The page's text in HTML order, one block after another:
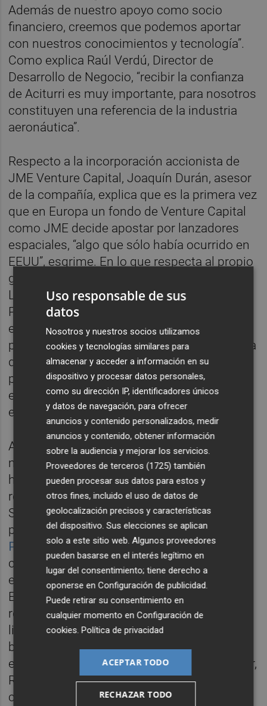
Además de nuestro apoyo como socio
financiero, creemos que podemos aportar
con nuestros conocimientos y tecnología”.
Como explica Raúl Verdú, Director de
Desarrollo de Negocio, “recibir la confianza
de Aciturri es muy importante, para nosotros
constituyen una referencia de la industria
aeronáutica”.
Respecto a la incorporación accionista de
JME Venture Capital, Joaquín Durán, asesor
de la compañía, explica que es la primera vez
que en Europa un fondo de Venture Capital
como JME decide apostar por lanzadores
espaciales, “algo que sólo había ocurrido en
EEUU”, esgrime. En lo que respecta al propio
grupo JME, la gerente de inversiones
Lourdes Toledo señala que “creemos que
PLD Space será la primera empresa privada
europea capaz de lanzar un cohete de
pequeño tamaño al espacio”. También indica
que este sector de lanzamientos de
pequeños satélites crece a ritmo
exponencial “y no hay oferta en el mercado
europeo para cubrir la creciente demanda”.
Asimismo, los socios anteriores, como la
multinacionalGMVy el grupoAlzis, también
han apostado por invertir en esta nueva
ronda, lo que afianza el proyecto de PLD
Space. A esto hay que sumar la inversión
pública que recibióa través del Instrmento
PyME-2este año. En resumidas cuentas,
con este nuevo respaldo financiero, la
empresa ilicitana, ubicada en Elche Parque
Empresarial, podrán construir dos cohetes
reutilizables Arion 1 completos que estarán
listos para volar al espacio en 2019 desde la
base de lanzamiento CEDEA, ‘El Arenosillo’,
en Huelva. Por su parte, el CEO y cofundador,
Raúl Torres, espera que los ensayos con los
cohetes puedan empezar a final de año.
Uso responsable de sus
datos
Nosotros y nuestros socios utilizamos
cookies y tecnologías similares para
almacenar y acceder a información en su
dispositivo y procesar datos personales,
como su dirección IP, identificadores únicos
y datos de navegación, para ofrecer
anuncios y contenido personalizados, medir
anuncios y contenido, obtener información
sobre la audiencia y mejorar los servicios.
Proveedores de terceros (1725) también
pueden procesar sus datos para estos y
otros fines, incluido el uso de datos de
geolocalización precisos y características
del dispositivo. Sus elecciones se aplican
solo a este sitio web. Algunos proveedores
pueden basarse en el interés legítimo en
lugar del consentimiento; tiene derecho a
oponerse enConfiguración de publicidad.
Puede retirar su consentimiento en
cualquier momento enConfiguración de
cookies.Política de privacidad
ACEPTAR TODO
RECHAZAR TODO